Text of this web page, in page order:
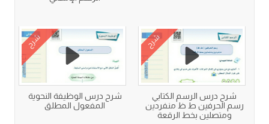
شرح
شرح درس الرسم الكتابي
رسم الحرفين ط ظ منفردين
ومتصلين بخط الرقعة
شرح
شرح درس الوظيفة النحوية
المفعول المطلق